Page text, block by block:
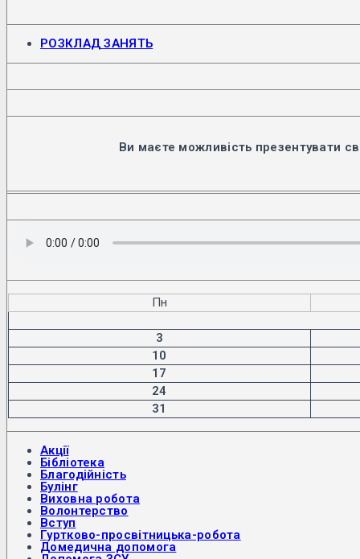
РОЗКЛАД ЗАНЯТЬВідкриється
новій
Ви маєте можливість презентувати
Пн
3
10
17
24
31
Акції
Бібліотека
Благодійність
Булінг
Виховна робота
Волонтерство
Вступ
Гуртково-просвітницька-робота
Домедична допомога